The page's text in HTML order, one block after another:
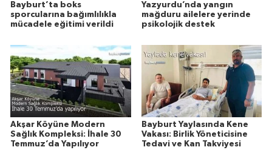
Bayburt’ta boks
sporcularına bağımlılıkla
mücadele eğitimi verildi
Yazyurdu’nda yangın
mağduru ailelere yerinde
psikolojik destek
Akşar Köyüne Modern
Sağlık Kompleksi: İhale 30
Temmuz’da Yapılıyor
Bayburt Yaylasında Kene
Vakası: Birlik Yöneticisine
Tedavi ve Kan Takviyesi